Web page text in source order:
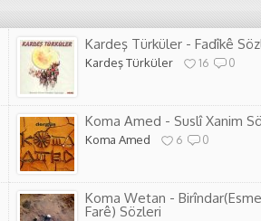
Kardeş Türküler - Fadîkê
Kardeş Türküler 16 0
Koma Amed - Suslî Xanim
Koma Amed 6 0
Koma Wetan -
Farê) Sözleri